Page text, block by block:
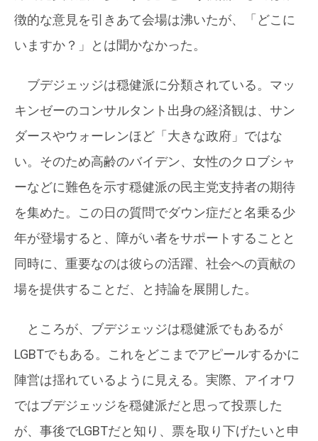
徴的な意見を引きあて会場は沸いたが、「どこに
いますか？」とは聞かなかった。
ブデジェッジは穏健派に分類されている。マッ
キンゼーのコンサルタント出身の経済観は、サン
ダースやウォーレンほど「大きな政府」ではな
い。そのため高齢のバイデン、女性のクロブシャ
ーなどに難色を示す穏健派の民主党支持者の期待
を集めた。この日の質問でダウン症だと名乗る少
年が登場すると、障がい者をサポートすることと
同時に、重要なのは彼らの活躍、社会への貢献の
場を提供することだ、と持論を展開した。
ところが、ブデジェッジは穏健派でもあるが
LGBTでもある。これをどこまでアピールするかに
陣営は揺れているように見える。実際、アイオワ
ではブデジェッジを穏健派だと思って投票した
が、事後でLGBTだと知り、票を取り下げたいと申